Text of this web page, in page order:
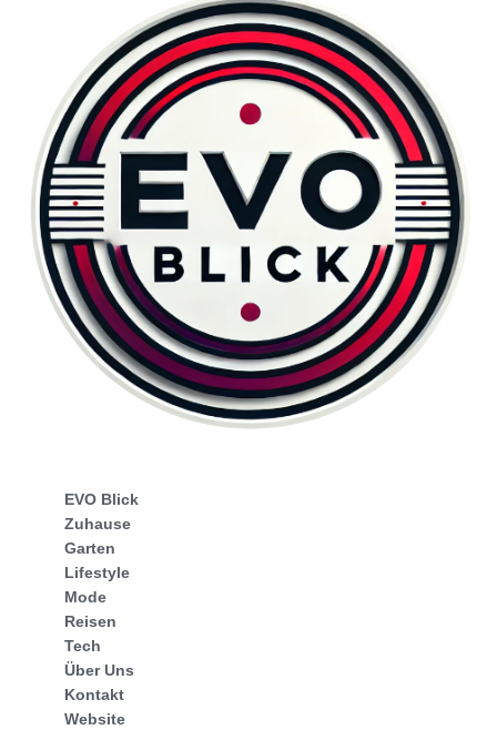
EVO Blick
Zuhause
Garten
Lifestyle
Mode
Reisen
Tech
Über Uns
Kontakt
Website